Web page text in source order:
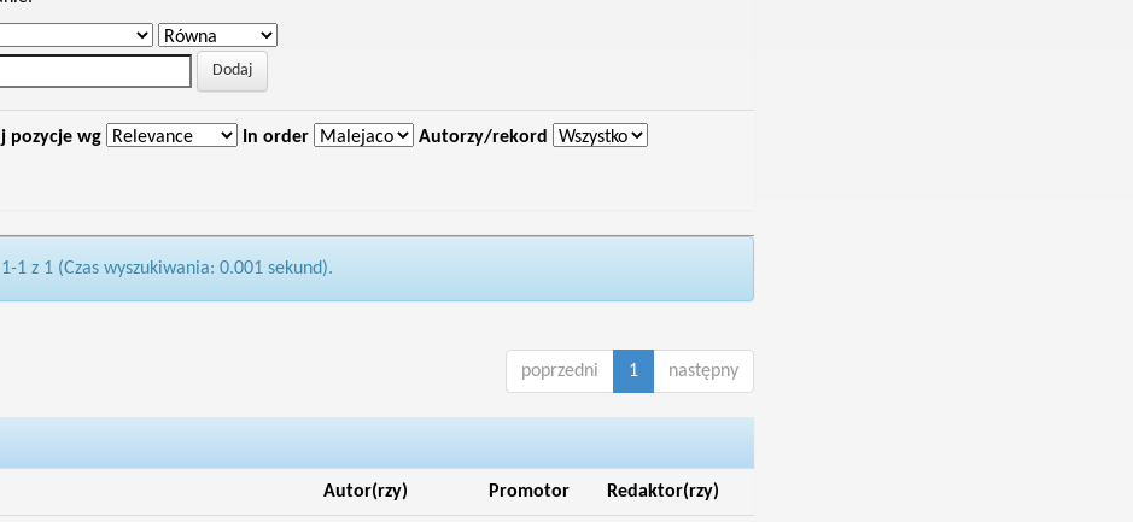
pozycje wg In order Autorzy/rekord
1 z 1 (Czas wyszukiwania: 0.001 sekund).
poprzedni 1 następny
Autor(rzy) Promotor Redaktor(rzy)